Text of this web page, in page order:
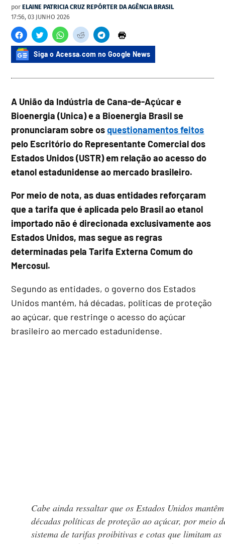
por ELAINE PATRICIA CRUZ REPÓRTER DA AGÊNCIA BRASIL
17:56, 03 JUNHO 2026
Siga o Acessa.com no Google News
A União da Indústria de Cana-de-Açúcar e
Bioenergia (Unica) e a Bioenergia Brasil se
pronunciaram sobre osquestionamentos feitos
pelo Escritório do Representante Comercial dos
Estados Unidos (USTR) em relação ao acesso do
etanol estadunidense ao mercado brasileiro.
Por meio de nota, as duas entidades reforçaram
que a tarifa que é aplicada pelo Brasil ao etanol
importado não é direcionada exclusivamente aos
Estados Unidos, mas segue as regras
determinadas pela Tarifa Externa Comum do
Mercosul.
Segundo as entidades, o governo dos Estados
Unidos mantém, há décadas, políticas de proteção
ao açúcar, que restringe o acesso do açúcar
brasileiro ao mercado estadunidense.
Cabe ainda ressaltar que os Estados Unidos
décadas políticas de proteção ao açúcar, por meio
sistema de tarifas proibitivas e cotas que limitam as